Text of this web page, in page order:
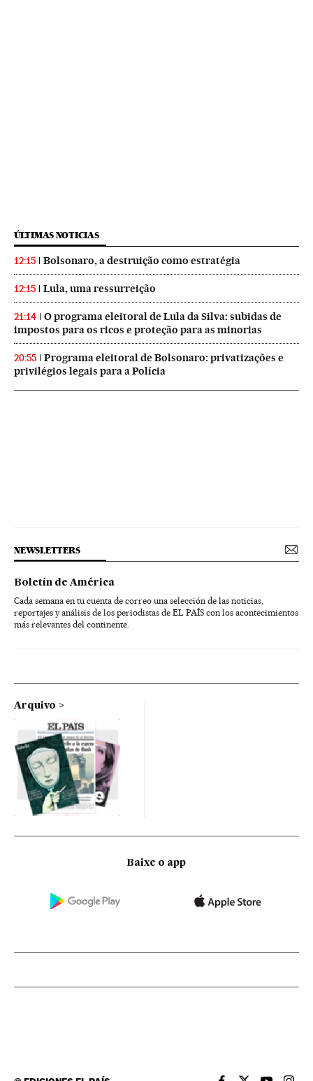
ÚLTIMAS NOTICIAS
12:15 Bolsonaro, a destruição como estratégia
12:15 Lula, uma ressurreição
21:14
O programa eleitoral de Lula da Silva: subidas de
impostos para os ricos e proteção para as minorias
20:55
Programa eleitoral de Bolsonaro: privatizações e
privilégios legais para a Polícia
NEWSLETTERS
Boletín de América
Cada semana en tu cuenta de correo una selección de las noticias,
reportajes y análisis de los periodistas de EL PAÍS con los acontecimientos
más relevantes del continente.
Arquivo
Baixe o app